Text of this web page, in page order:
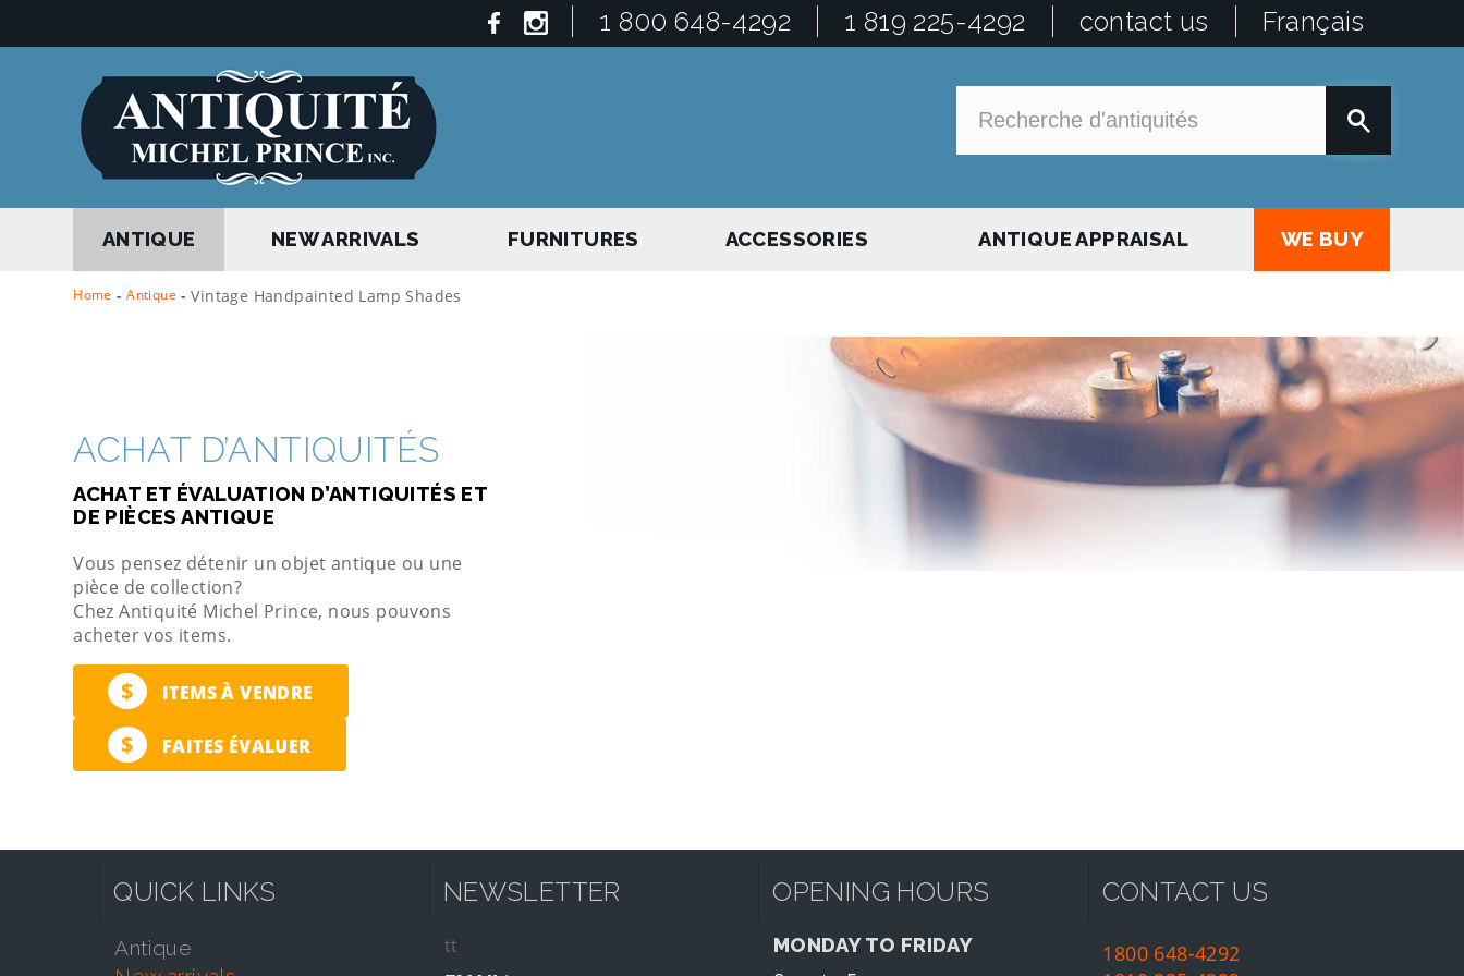
1 800 648-4292 1 819 225-4292 contact us Français
ANTIQUE NEW ARRIVALS FURNITURES ACCESSORIES ANTIQUE APPRAISAL WE BUY
Home - Antique - Vintage Handpainted Lamp Shades
ACHAT D’ANTIQUITÉS
ACHAT ET ÉVALUATION D’ANTIQUITÉS ET
DE PIÈCES ANTIQUE
Vous pensez détenir un objet antique ou une
pièce de collection?
Chez Antiquité Michel Prince, nous pouvons
acheter vos items.
$ ITEMS À VENDRE
$ FAITES ÉVALUER
QUICK LINKS
antique
NEWSLETTER
tt
OPENING HOURS
MONDAY TO FRIDAY
CONTACT US
1800 648-4292